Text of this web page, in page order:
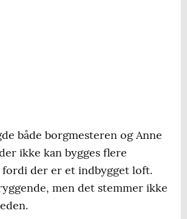
både borgmesteren og Anne
ikke kan bygges flere
fordi der er et indbygget loft.
men det stemmer ikke